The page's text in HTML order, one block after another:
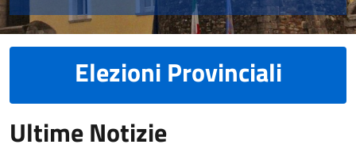
Elezioni Provinciali
Ultime Notizie